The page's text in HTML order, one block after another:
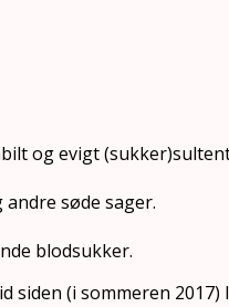
og evigt
søde sager.
blodsukker.
siden (i sommeren 2017)